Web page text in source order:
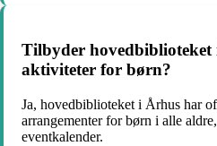
Tilbyder hovedbiblioteket
aktiviteter for børn?
Ja, hovedbiblioteket i Århus har
arrangementer for børn i alle
eventkalender.